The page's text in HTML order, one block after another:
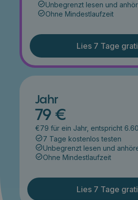
Unbegrenzt lesen und
Ohne Mindestlaufzeit
Lies 7 Tage
Jahr
79 €
€79 für ein Jahr, entspricht
7 Tage kostenlos testen
Unbegrenzt lesen und
Ohne Mindestlaufzeit
Lies 7 Tage